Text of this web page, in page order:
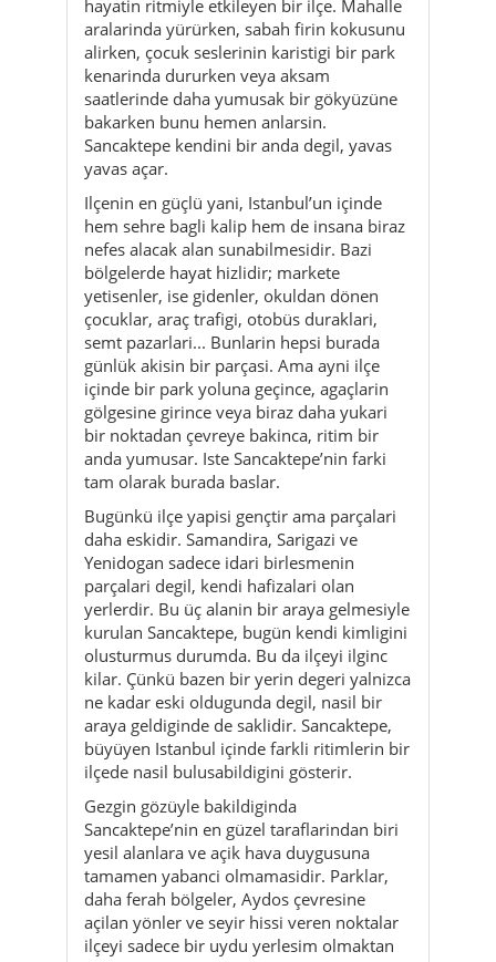
bakarken bunu hemen anlarsin.
Sancaktepe kendini bir anda degil, yavas
yavas açar.
Ilçenin en güçlü yani, Istanbul’un içinde
hem sehre bagli kalip hem de insana biraz
nefes alacak alan sunabilmesidir. Bazi
bölgelerde hayat hizlidir; markete
yetisenler, ise gidenler, okuldan dönen
çocuklar, araç trafigi, otobüs duraklari,
semt pazarlari... Bunlarin hepsi burada
günlük akisin bir parçasi. Ama ayni ilçe
içinde bir park yoluna geçince, agaçlarin
gölgesine girince veya biraz daha yukari
bir noktadan çevreye bakinca, ritim bir
anda yumusar. Iste Sancaktepe’nin farki
tam olarak burada baslar.
Bugünkü ilçe yapisi gençtir ama parçalari
daha eskidir. Samandira, Sarigazi ve
Yenidogan sadece idari birlesmenin
parçalari degil, kendi hafizalari olan
yerlerdir. Bu üç alanin bir araya gelmesiyle
kurulan Sancaktepe, bugün kendi kimligini
olusturmus durumda. Bu da ilçeyi ilginc
kilar. Çünkü bazen bir yerin degeri yalnizca
ne kadar eski oldugunda degil, nasil bir
araya geldiginde de saklidir. Sancaktepe,
büyüyen Istanbul içinde farkli ritimlerin bir
ilçede nasil bulusabildigini gösterir.
Gezgin gözüyle bakildiginda
Sancaktepe’nin en güzel taraflarindan biri
yesil alanlara ve açik hava duygusuna
tamamen yabanci olmamasidir. Parklar,
daha ferah bölgeler, Aydos çevresine
açilan yönler ve seyir hissi veren noktalar
ilçeyi sadece bir uydu yerlesim olmaktan
çikarir. Burada bazi günler tam bir
“program” yapmana bile gerek yoktur. Bir
parkta baslayan gün, yerel bir lokantada
verilen mola, bir mahallede geçirilen sakin
bir saat ve aksamüstü bir seyir noktasinda